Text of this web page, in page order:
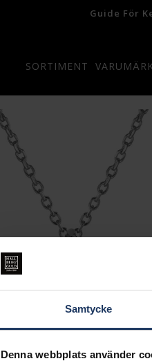
Samtycke
Denna webbplats använder
Guide För
SORTIMENT